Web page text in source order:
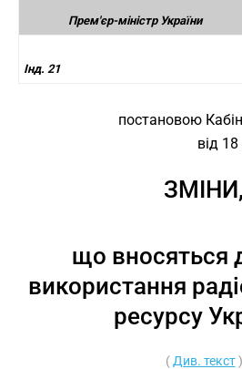
Прем'єр-міністр України
Інд. 21
постановою
від
ЗМІНИ,
що вносяться
використання
ресурсу
( Див. текст)